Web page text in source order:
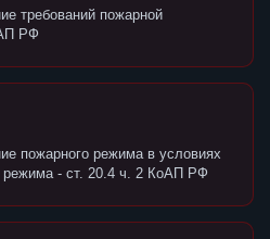
требований пожарной
РФ
пожарного режима в условиях
режима - ст. 20.4 ч. 2 КоАП РФ